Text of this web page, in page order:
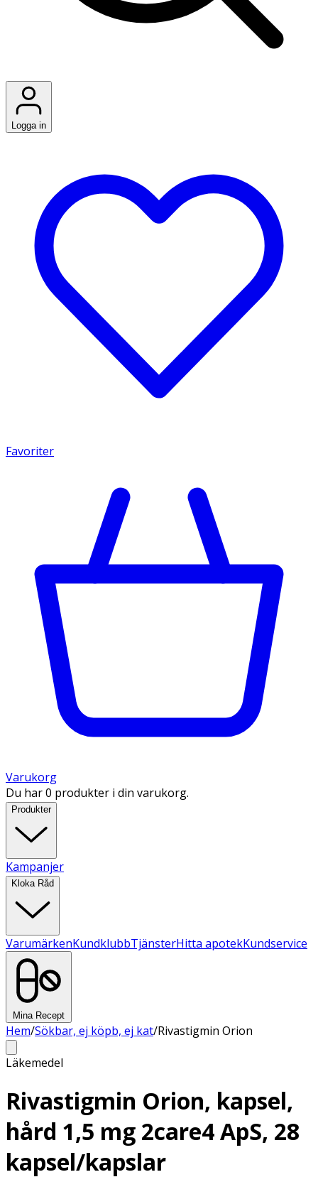
Logga in
Favoriter
Varukorg
Du har 0 produkter i din varukorg.
Produkter
Kampanjer
Kloka Råd
VarumärkenKundklubbTjänsterHitta apotekKundservice
Mina Recept
Hem/Sökbar, ej köpb, ej kat/Rivastigmin Orion
Läkemedel
Rivastigmin Orion, kapsel,
hård 1,5 mg 2care4 ApS, 28
kapsel/kapslar